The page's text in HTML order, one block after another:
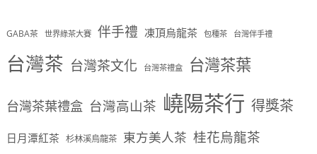
GABA茶 世界綠茶大賽 伴手禮 凍頂烏龍茶 包種茶 台灣伴手禮
台灣茶 台灣茶文化 台灣茶禮盒 台灣茶葉
台灣茶葉禮盒 台灣高山茶 嶢陽茶行 得獎茶
日月潭紅茶 杉林溪烏龍茶 東方美人茶 桂花烏龍茶